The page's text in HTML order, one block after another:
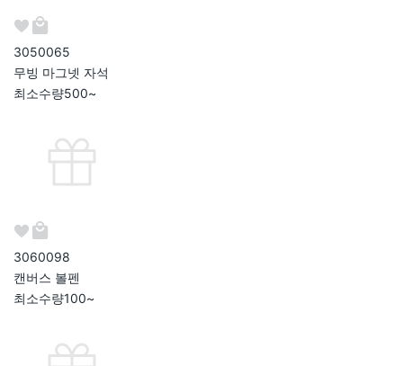
3050065
무빙 마그넷 자석
최소수량500~
3060098
캔버스 볼펜
최소수량100~